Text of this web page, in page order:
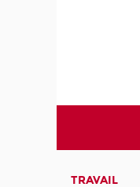
TRAVAIL